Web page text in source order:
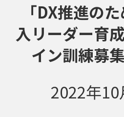
「DX推進の
入リーダー育
イン訓練募
2022年10